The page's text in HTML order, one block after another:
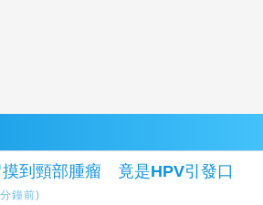
摸到頸部腫瘤 竟是HPV引發口
鐘前)